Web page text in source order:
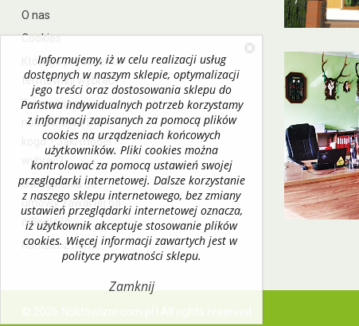
O nas
Cookies
Którego producenta
termowizji wybrać?
Termowizja i
noktowizja ? Dla
kogo ? Jaki model
wybrać?
Odstąpienia od
umowy zawartej na
odległość
Kontakt z nami
Informujemy, iż w celu realizacji usług
dostępnych w naszym sklepie, optymalizacji
jego treści oraz dostosowania sklepu do
Państwa indywidualnych potrzeb korzystamy
z informacji zapisanych za pomocą plików
cookies na urządzeniach końcowych
użytkowników. Pliki cookies można
kontrolować za pomocą ustawień swojej
przeglądarki internetowej. Dalsze korzystanie
z naszego sklepu internetowego, bez zmiany
ustawień przeglądarki internetowej oznacza,
iż użytkownik akceptuje stosowanie plików
cookies. Więcej informacji zawartych jest w
polityce prywatności sklepu.
Zamknij